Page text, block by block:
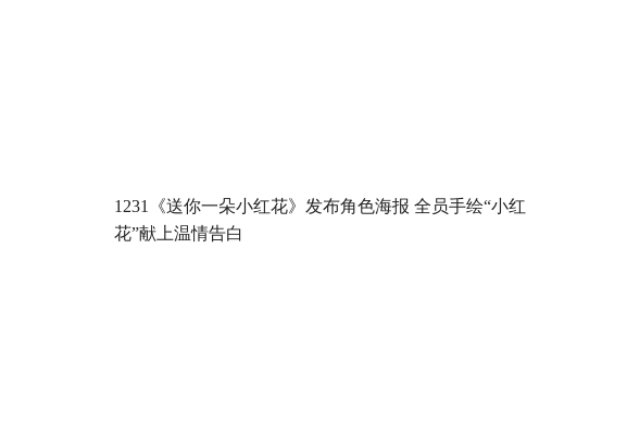
1231《送你一朵小红花》发布角色海报 全员手绘“小红
花”献上温情告白